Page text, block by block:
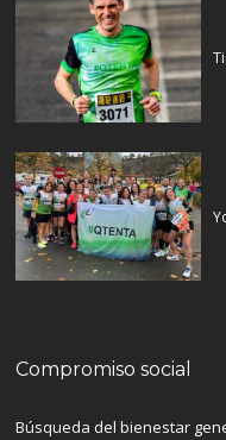
Compromiso social
Búsqueda del bienestar